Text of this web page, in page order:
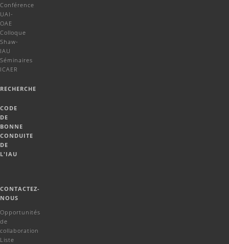
Conférence
UAI-
OAE
Colloque
Shaw-
IAU
Séminaires
ICAER
RECHERCHE
CODE
DE
BONNE
CONDUITE
DE
L'IAU
CONTACTEZ-
NOUS
Opportunités
de
collaboration
Liste